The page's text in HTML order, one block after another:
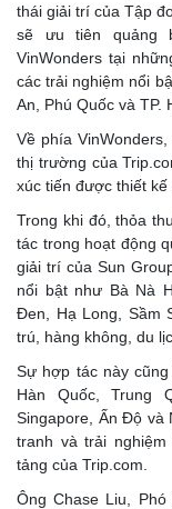
thái giải trí của Tập
sẽ ưu tiên quảng
VinWonders tại
các trải nghiệm nổi
An, Phú Quốc và TP.
Về phía
thị trường của
xúc tiến được thiết kế
Trong khi đó, thỏa
tác trong hoạt động
giải trí của Sun
nổi bật như Bà Nà
Đen, Hạ Long, Sầm
trú, hàng không, du
Sự hợp tác này
Hàn Quốc, Trung
Singapore, Ấn Độ và
tranh và trải
tảng của Trip.com.
Ông Chase Liu,